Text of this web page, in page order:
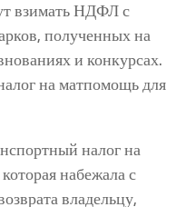
взимать НДФЛ с
полученных на
и конкурсах.
на матпомощь для
налог на
набежала с
владельцу,